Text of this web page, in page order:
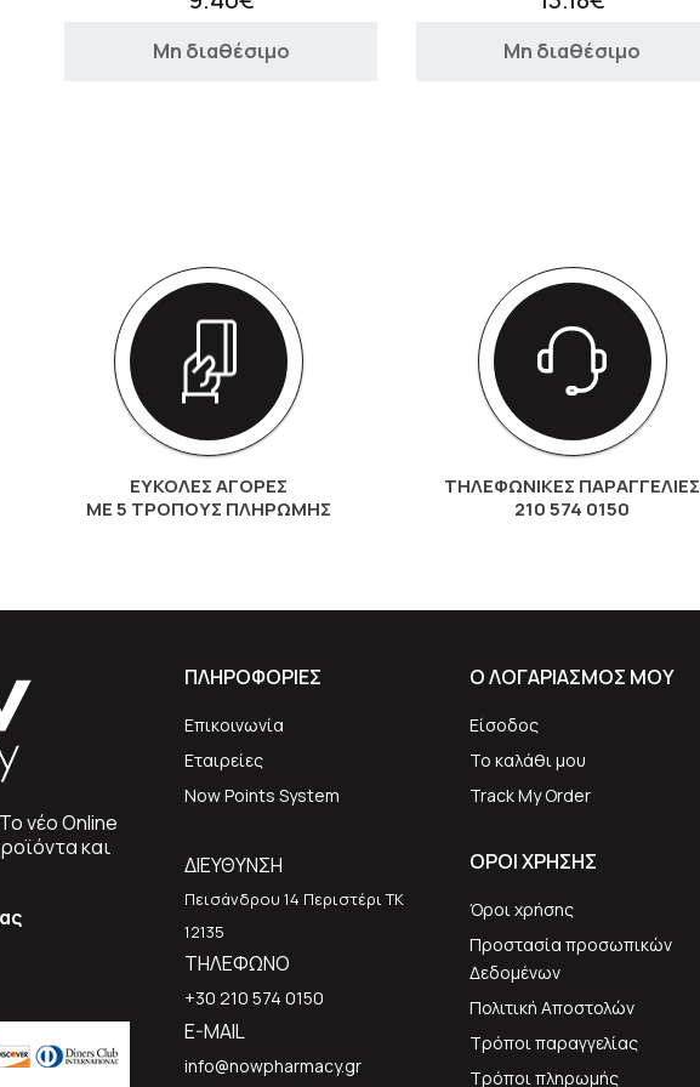
Μη διαθέσιμο Μη διαθέσιμο
ΕΥΚΟΛΕΣ ΑΓΟΡΕΣ
ΜΕ 5 ΤΡΌΠΟΥΣ ΠΛΗΡΩΜΉΣ
ΤΗΛΕΦΩΝΙΚΕΣ ΠΑΡΑΓΓΕΛΙΕΣ
210 574 0150
νέο Online
και
ΠΛΗΡΟΦΟΡΙΕΣ
Επικοινωνία
Εταιρείες
Now Points System
Ο ΛΟΓΑΡΙΑΣΜΟΣ ΜΟΥ
Είσοδος
Το καλάθι μου
Track My Order
ΔΙΕΥΘΥΝΣΗ
Πεισάνδρου 14 Περιστέρι ΤΚ
12135
ΤΗΛΕΦΩΝΟ
+30 210 574 0150
E-MAIL
info@nowpharmacy.gr
ΟΡΟΙ ΧΡΗΣΗΣ
Όροι χρήσης
Προστασία προσωπικών
Δεδομένων
Πολιτική Αποστολών
Τρόποι παραγγελίας
Τρόποι πληρωμής